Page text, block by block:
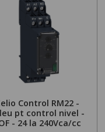
Control RM22 -
pt control nivel -
- 24 la 240Vca/cc